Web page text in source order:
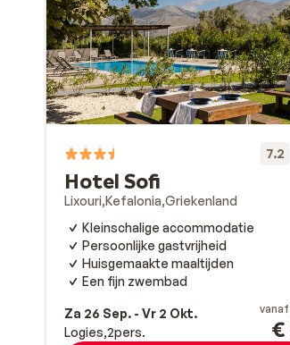
7.2
Hotel Sofi
Lixouri Kefalonia Griekenland
Kleinschalige accommodatie
Persoonlijke gastvrijheid
Huisgemaakte maaltijden
Een fijn zwembad
Za 26 Sep. - Vr 2 Okt.
Logies 2pers. €